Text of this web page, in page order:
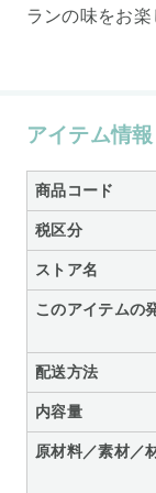
ランの味をお楽
アイテム情報
商品コード
税区分
ストア名
このアイテムの
配送方法
内容量
原材料／素材／